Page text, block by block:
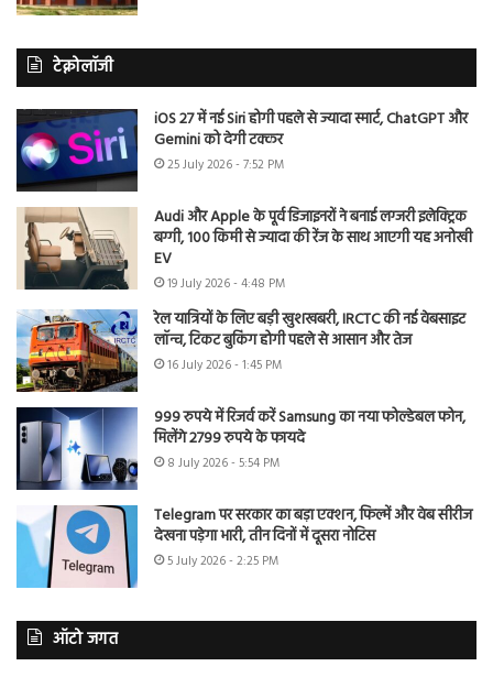
टेक्नोलॉजी
iOS 27 में नई Siri होगी पहले से ज्यादा स्मार्ट, ChatGPT और
Gemini को देगी टक्कर
25 July 2026 - 7:52 PM
Audi और Apple के पूर्व डिजाइनरों ने बनाई लग्जरी इलेक्ट्रिक
बग्गी, 100 किमी से ज्यादा की रेंज के साथ आएगी यह अनोखी
EV
19 July 2026 - 4:48 PM
रेल यात्रियों के लिए बड़ी खुशखबरी, IRCTC की नई वेबसाइट
लॉन्च, टिकट बुकिंग होगी पहले से आसान और तेज
16 July 2026 - 1:45 PM
999 रुपये में रिजर्व करें Samsung का नया फोल्डेबल फोन,
मिलेंगे 2799 रुपये के फायदे
8 July 2026 - 5:54 PM
Telegram पर सरकार का बड़ा एक्शन, फिल्में और वेब सीरीज
देखना पड़ेगा भारी, तीन दिनों में दूसरा नोटिस
5 July 2026 - 2:25 PM
ऑटो जगत